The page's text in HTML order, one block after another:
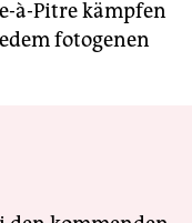
à-Pitre kämpfen
fotogenen